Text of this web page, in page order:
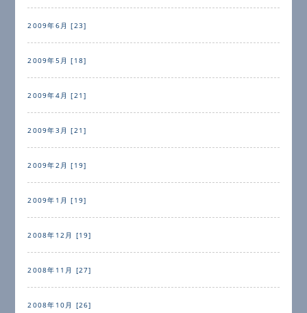
2009年6月 [23]
2009年5月 [18]
2009年4月 [21]
2009年3月 [21]
2009年2月 [19]
2009年1月 [19]
2008年12月 [19]
2008年11月 [27]
2008年10月 [26]